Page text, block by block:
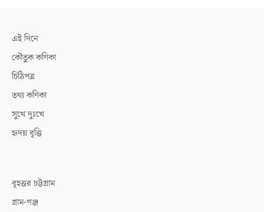
এই দিনে
কৌতুক কণিকা
চিঠিপত্র
তথ্য কণিকা
সুখে দুঃখে
হৃদয় বৃত্তি
বৃহত্তর চট্টগ্রাম
গ্রাম-গঞ্জ